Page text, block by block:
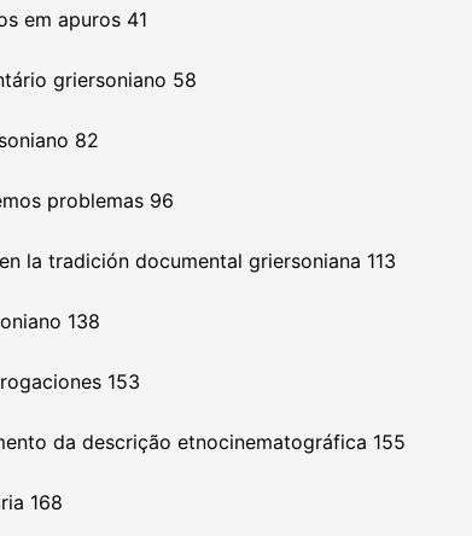
em apuros 41
griersoniano 58
82
problemas 96
la tradición documental griersoniana 113
138
153
da descrição etnocinematográfica 155
168